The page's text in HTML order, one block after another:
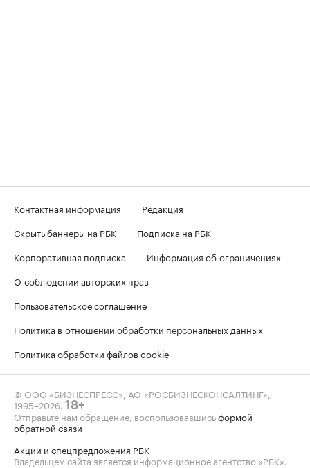
Контактная информация
Редакция
Скрыть баннеры на РБК
Подписка на РБК
Корпоративная подписка
Информация об ограничениях
О соблюдении авторских прав
Пользовательское соглашение
Политика в отношении обработки персональных данных
Политика обработки файлов cookie
© ООО «БИЗНЕСПРЕСС», АО «РОСБИЗНЕСКОНСАЛТИНГ»,
1995–2026. 18+
Отправьте нам обращение, воспользовавшисьформой
обратной связи
Акции и спецпредложения РБК
Владельцем сайта является информационное агентство «РБК».